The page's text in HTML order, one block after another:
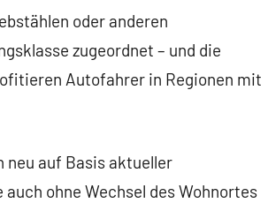
oder anderen
zugeordnet – und die
Autofahrer in Regionen mit
neu auf Basis aktueller
ohne Wechsel des Wohnortes